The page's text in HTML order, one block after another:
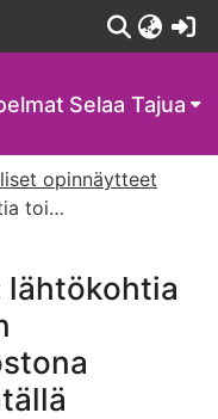
Selaa Tajua
opinnäytteet
Kohti yhteistä etua : lähtökohtia toimintaedellytysten kehittämiseen verkostona taiteen vapaalla kentällä
lähtökohtia